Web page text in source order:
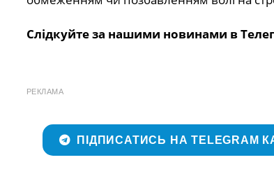
Слідкуйте за нашими новинами в
РЕКЛАМА
ПІДПИСАТИСЬ НА TELEGRAM